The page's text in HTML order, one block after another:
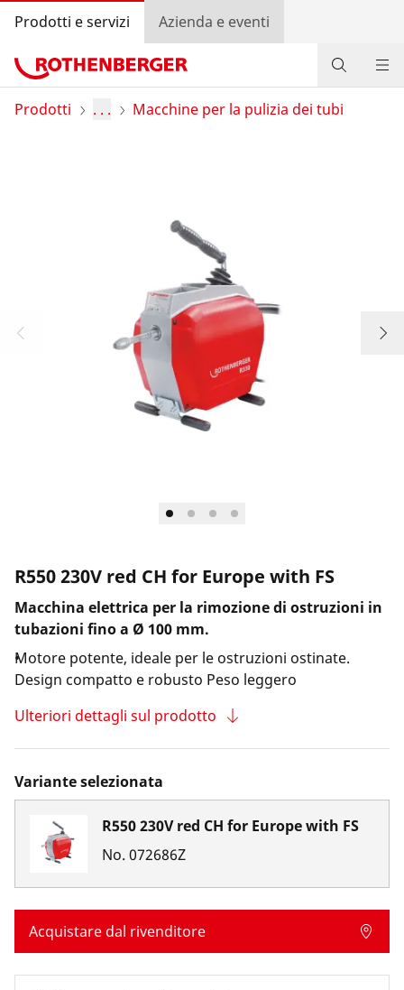
Prodotti e servizi Azienda e eventi
Prodotti
Accedi
Selezione del Paese
Prodotti . . . Macchine per la pulizia dei tubi
R550 230V red CH for Europe with FS
Macchina elettrica per la rimozione di ostruzioni in
tubazioni fino a Ø 100 mm.
Motore potente, ideale per le ostruzioni ostinate.
Design compatto e robusto Peso leggero
Ulteriori dettagli sul prodotto
Variante selezionata
R550 230V red CH for Europe with FS
No. 072686Z
Acquistare dal rivenditore